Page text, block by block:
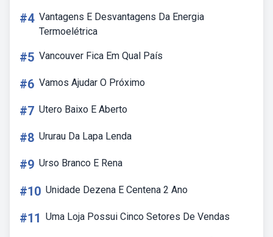
#4 Vantagens E Desvantagens Da Energia
Termoelétrica
#5 Vancouver Fica Em Qual País
#6 Vamos Ajudar O Próximo
#7 Utero Baixo E Aberto
#8 Ururau Da Lapa Lenda
#9 Urso Branco E Rena
#10 Unidade Dezena E Centena 2 Ano
#11 Uma Loja Possui Cinco Setores De Vendas